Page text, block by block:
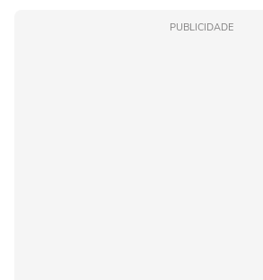
PUBLICIDADE